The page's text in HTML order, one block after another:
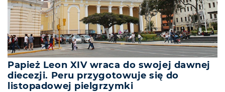
Papież Leon XIV wraca do swojej dawnej
diecezji. Peru przygotowuje się do
listopadowej pielgrzymki